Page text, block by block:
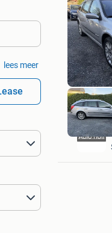
lees meer